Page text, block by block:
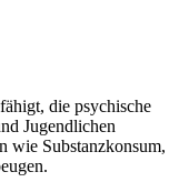
die psychische
Jugendlichen
wie Substanzkonsum,